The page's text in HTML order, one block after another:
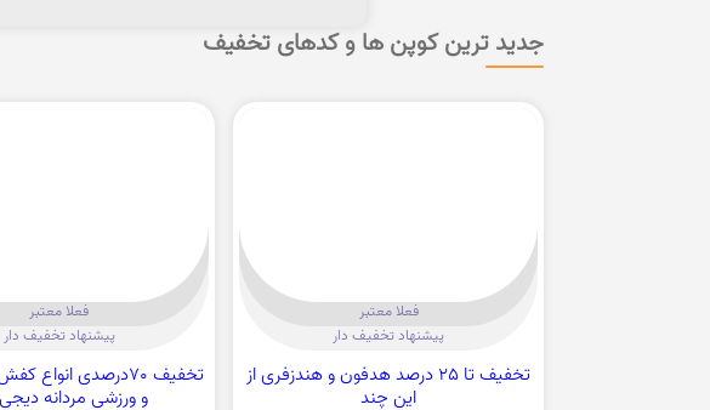
جدید ترین کوپن ها و کدهای تخفیف
فعلا معتبر
پیشنهاد تخفیف دار
تخفیف تا 25 درصد هدفون و هندزفری از
این چند
فعلا معتبر
پیشنهاد تخفیف دار
تخفیف 70درصدی
و ورزشی مردانه دیجی